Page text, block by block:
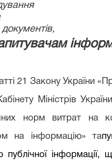
21 Закону України
Міністрів
норм витрат на
на інформацію» та
публічної